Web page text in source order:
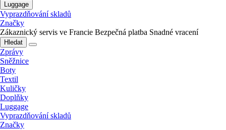
Luggage
Vyprazdňování skladů
Značky
Zákaznický servis ve Francie Bezpečná platba Snadné vracení
Hledat
Zprávy
Sněžnice
Boty
Textil
Kuličky
Doplňky
Luggage
Vyprazdňování skladů
Značky